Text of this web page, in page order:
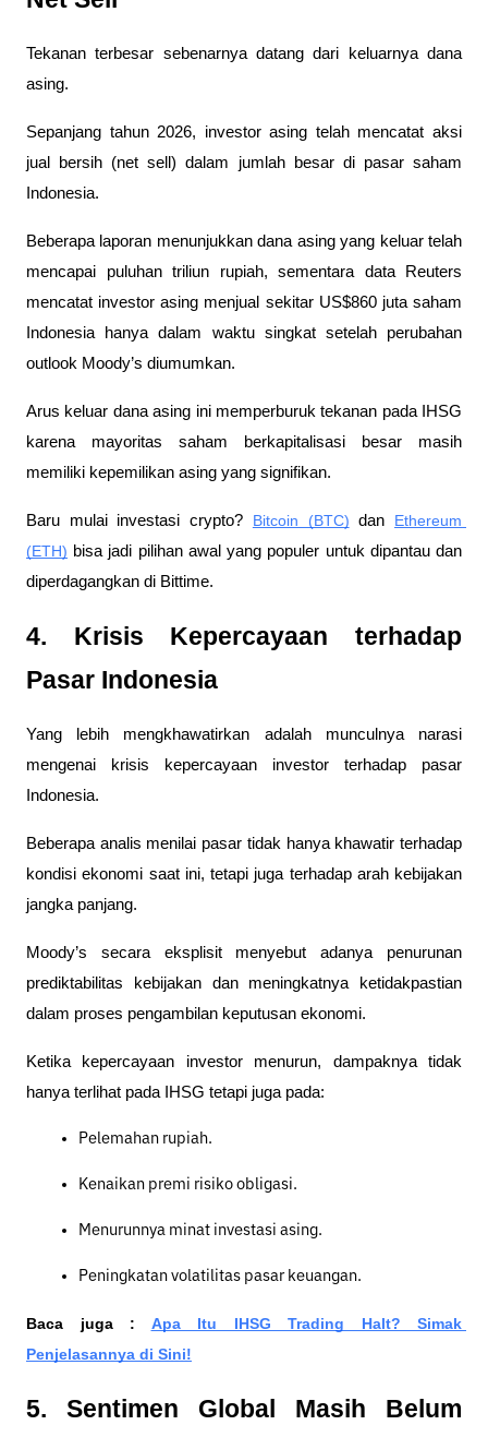
Tekanan terbesar sebenarnya datang dari keluarnya dana
asing.
Sepanjang tahun 2026, investor asing telah mencatat aksi
jual bersih (net sell) dalam jumlah besar di pasar saham
Indonesia.
Beberapa laporan menunjukkan dana asing yang keluar telah
mencapai puluhan triliun rupiah, sementara data Reuters
mencatat investor asing menjual sekitar US$860 juta saham
Indonesia hanya dalam waktu singkat setelah perubahan
outlook Moody’s diumumkan.
Arus keluar dana asing ini memperburuk tekanan pada IHSG
karena mayoritas saham berkapitalisasi besar masih
memiliki kepemilikan asing yang signifikan.
Baru mulai investasi crypto? Bitcoin (BTC) dan Ethereum
(ETH) bisa jadi pilihan awal yang populer untuk dipantau dan
diperdagangkan di Bittime.
4. Krisis Kepercayaan terhadap
Pasar Indonesia
Yang lebih mengkhawatirkan adalah munculnya narasi
mengenai krisis kepercayaan investor terhadap pasar
Indonesia.
Beberapa analis menilai pasar tidak hanya khawatir terhadap
kondisi ekonomi saat ini, tetapi juga terhadap arah kebijakan
jangka panjang.
Moody’s secara eksplisit menyebut adanya penurunan
prediktabilitas kebijakan dan meningkatnya ketidakpastian
dalam proses pengambilan keputusan ekonomi.
Ketika kepercayaan investor menurun, dampaknya tidak
hanya terlihat pada IHSG tetapi juga pada:
Pelemahan rupiah.
Kenaikan premi risiko obligasi.
Menurunnya minat investasi asing.
Peningkatan volatilitas pasar keuangan.
Baca juga : Apa Itu IHSG Trading Halt? Simak
Penjelasannya di Sini!
5. Sentimen Global Masih Belum